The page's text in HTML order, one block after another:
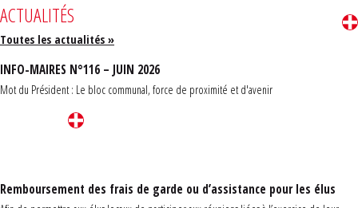
ACTUALITÉS
Toutes les actualités »
INFO-MAIRES N°116 – JUIN 2026
Mot du Président : Le bloc communal, force de proximité et d'avenir
Remboursement des frais de garde ou d’assistance pour les élus